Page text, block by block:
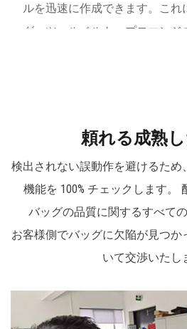
ルを迅速に作成できます。これ
グ、ツールベルト、プロエンジ
用テックケース、トロリーバッ
ック、ソフト収納バッグなど、
修理エンジニア、DIYツールの
ト収納バッグなど、1,000を超
えています。 ストレージ。
頼れる成熟
検出されない誤動作を避けるため
機能を 100% チェックします。
バッグの品質に関するすべて
お客様側でバッグに欠陥が見つ
いて交渉いたし